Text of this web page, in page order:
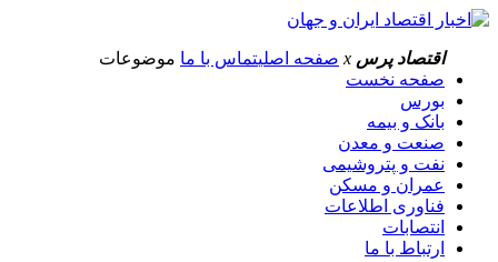
اقتصاد پرس x صفحه اصلیتماس با ما موضوعات
صفحه نخست
بورس
بانک و بیمه
صنعت و معدن
نفت و پتروشیمی
عمران و مسکن
فناوری اطلاعات
انتصابات
ارتباط با ما